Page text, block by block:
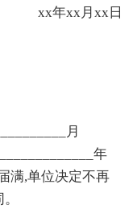
xx年xx月xx日
月
年
满,单位决定不再